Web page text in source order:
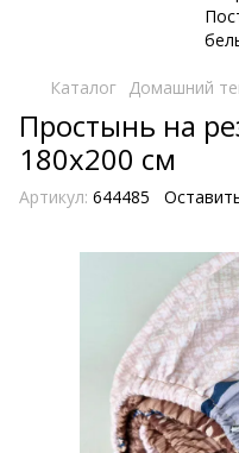
Каталог Домашний
Простынь на
180х200 см
Артикул: 644485